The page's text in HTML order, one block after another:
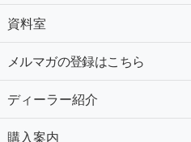
資料室
メルマガの登録はこちら
ディーラー紹介
購入案内